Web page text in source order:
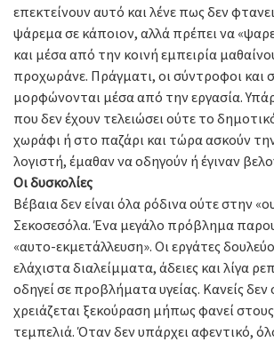
επεκτείνουν αυτό και λένε πως δεν
ψάρεμα σε κάποιον, αλλά πρέπει να
και μέσα από την κοινή εμπειρία
προχωράνε. Πράγματι, οι σύντροφοι και
μορφώνονται μέσα από την εργασία.
που δεν έχουν τελειώσει ούτε το
χωράφι ή στο παζάρι και τώρα ασκούν
λογιστή, έμαθαν να οδηγούν ή έγιναν
Οιδυσκολίες
Βέβαια δεν είναι όλα ρόδινα ούτε στην
Σεκοσεσόλα. Ένα μεγάλο πρόβλημα
«αυτο-εκμετάλλευση». Οι εργάτες
ελάχιστα διαλείμματα, άδειες και λίγα
οδηγεί σε προβλήματα υγείας. Κανείς δεν
χρειάζεται ξεκούραση μήπως φανεί
τεμπελιά. Όταν δεν υπάρχει αφεντικό,